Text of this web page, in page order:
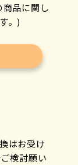
品に関し
。)
はお受け
検討願い